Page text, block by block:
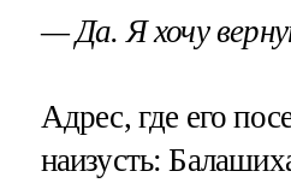
— Да. Я хочу
Адрес, где его
наизусть: